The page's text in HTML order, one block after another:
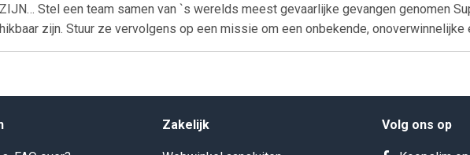
ZIJN… Stel een team samen van `s werelds meest gevaarlijke gevangen genomen
zijn. Stuur ze vervolgens op een missie om een onbekende, onoverwinnelijke
Zakelijk Volg ons op